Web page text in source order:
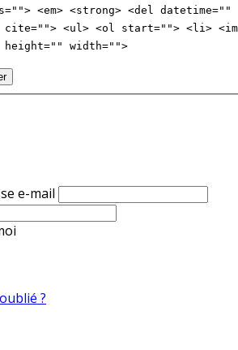
<em> <strong> <del
cite=""> <ul> <ol start=""> <li>
width="">
e-mail
?